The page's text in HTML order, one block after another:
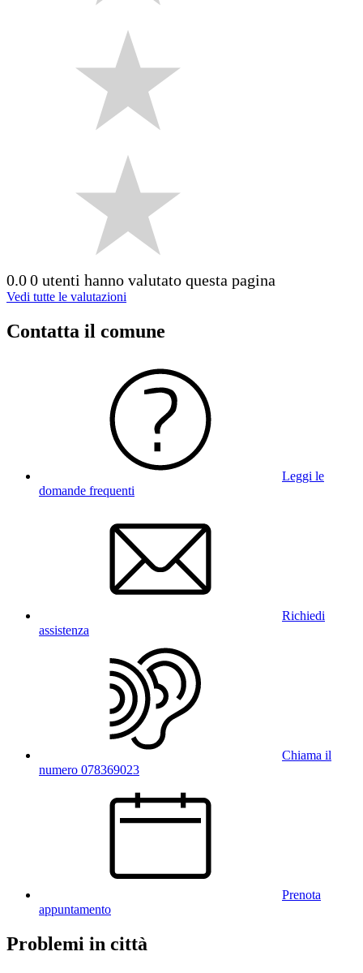
0.00 utenti hanno valutato questa pagina
Vedi tutte le valutazioni
Contatta il comune
Leggi le
domande frequenti
Richiedi
assistenza
Chiama il
numero 078369023
Prenota
appuntamento
Problemi in città